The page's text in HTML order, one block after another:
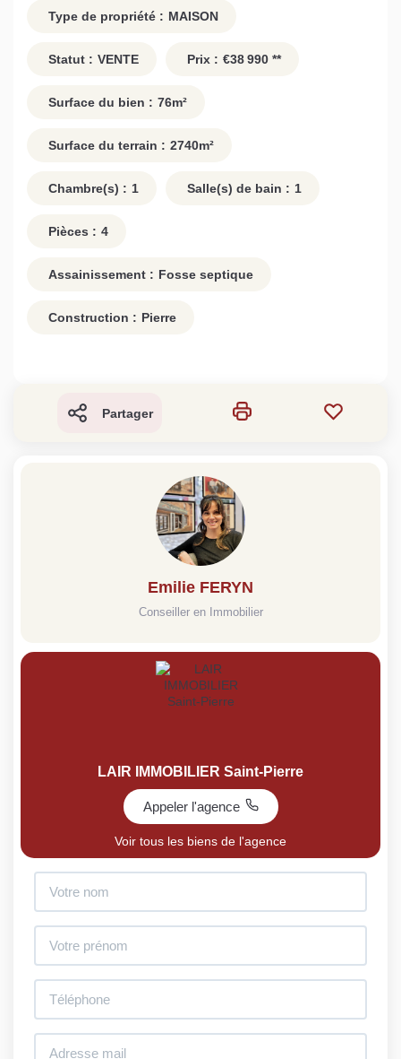
Type de propriété : MAISON
Statut : VENTE Prix : €38 990 **
Surface du bien : 76m²
Surface du terrain : 2740m²
Chambre(s) : 1 Salle(s) de bain : 1
Pièces : 4
Assainissement : Fosse septique
Construction : Pierre
Partager
Emilie FERYN
Conseiller en Immobilier
LAIR IMMOBILIER Saint-Pierre
Appeler l'agence
Voir tous les biens de l'agence